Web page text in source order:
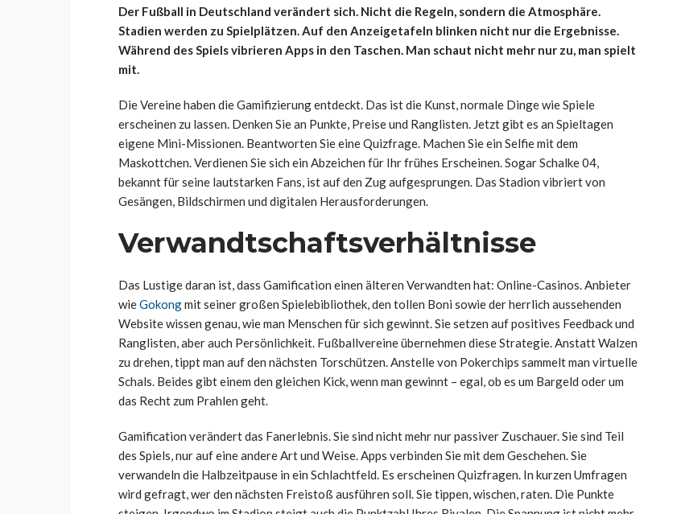
Der Fußball in Deutschland verändert sich. Nicht die Regeln, sondern die Atmosphäre.
Stadien werden zu Spielplätzen. Auf den Anzeigetafeln blinken nicht nur die Ergebnisse.
Während des Spiels vibrieren Apps in den Taschen. Man schaut nicht mehr nur zu, man spielt
mit.
Die Vereine haben die Gamifizierung entdeckt. Das ist die Kunst, normale Dinge wie Spiele
erscheinen zu lassen. Denken Sie an Punkte, Preise und Ranglisten. Jetzt gibt es an Spieltagen
eigene Mini-Missionen. Beantworten Sie eine Quizfrage. Machen Sie ein Selfie mit dem
Maskottchen. Verdienen Sie sich ein Abzeichen für Ihr frühes Erscheinen. Sogar Schalke 04,
bekannt für seine lautstarken Fans, ist auf den Zug aufgesprungen. Das Stadion vibriert von
Gesängen, Bildschirmen und digitalen Herausforderungen.
Verwandtschaftsverhältnisse
Das Lustige daran ist, dass Gamification einen älteren Verwandten hat: Online-Casinos. Anbieter
wieGokongmit seiner großen Spielebibliothek, den tollen Boni sowie der herrlich aussehenden
Website wissen genau, wie man Menschen für sich gewinnt. Sie setzen auf positives Feedback und
Ranglisten, aber auch Persönlichkeit. Fußballvereine übernehmen diese Strategie. Anstatt Walzen
zu drehen, tippt man auf den nächsten Torschützen. Anstelle von Pokerchips sammelt man virtuelle
Schals. Beides gibt einem den gleichen Kick, wenn man gewinnt – egal, ob es um Bargeld oder um
das Recht zum Prahlen geht.
Gamification verändert das Fanerlebnis. Sie sind nicht mehr nur passiver Zuschauer. Sie sind Teil
des Spiels, nur auf eine andere Art und Weise. Apps verbinden Sie mit dem Geschehen. Sie
verwandeln die Halbzeitpause in ein Schlachtfeld. Es erscheinen Quizfragen. In kurzen Umfragen
wird gefragt, wer den nächsten Freistoß ausführen soll. Sie tippen, wischen, raten. Die Punkte